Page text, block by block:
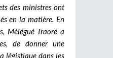
des ministres ont
en la matière. En
Mélégué Traoré a
de donner une
légistique dans les